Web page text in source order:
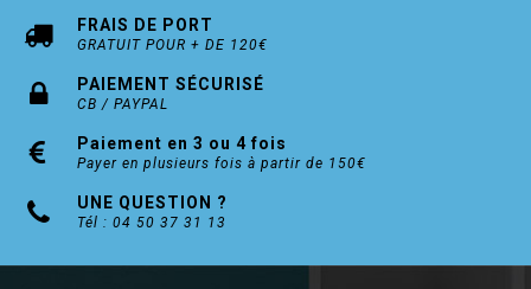
FRAIS DE PORT
GRATUIT POUR + DE 120€
PAIEMENT SÉCURISÉ
CB / PAYPAL
Paiement en 3 ou 4 fois
Payer en plusieurs fois à partir de 150€
UNE QUESTION ?
Tél : 04 50 37 31 13